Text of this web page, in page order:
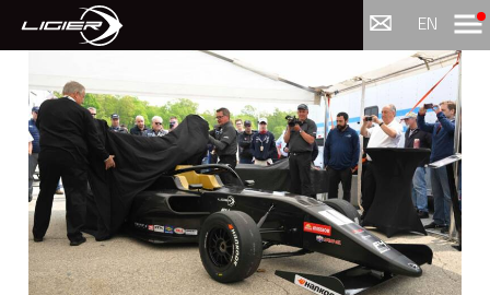
EN Menu